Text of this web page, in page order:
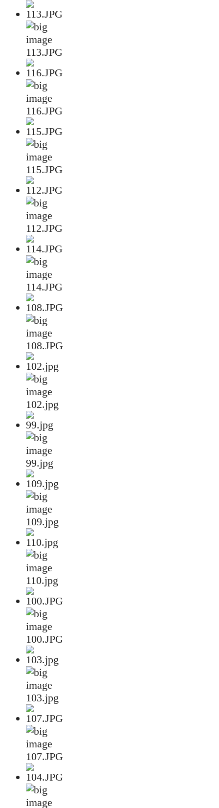
113.JPG
116.JPG
115.JPG
112.JPG
114.JPG
108.JPG
102.jpg
99.jpg
109.jpg
110.jpg
100.JPG
103.jpg
107.JPG